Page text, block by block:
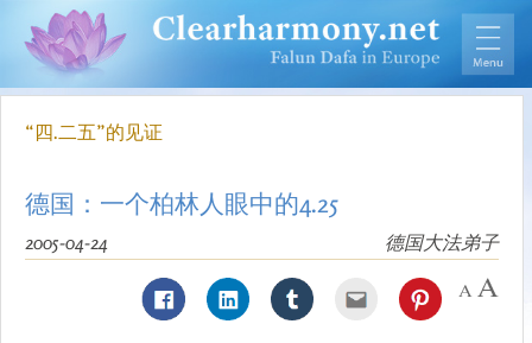
“四.二五”的见证
德国：一个柏林人眼中的4.25
德国大法弟子
2005-04-24